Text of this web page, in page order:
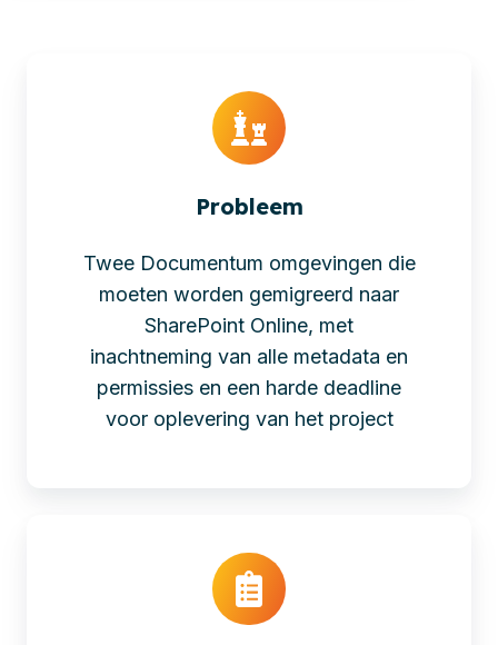
Probleem
Twee Documentum omgevingen die
moeten worden gemigreerd naar
SharePoint Online, met
inachtneming van alle metadata en
permissies en een harde deadline
voor oplevering van het project